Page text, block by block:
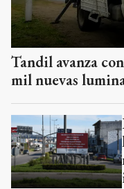
Tandil avanza
mil nuevas